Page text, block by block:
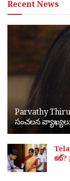
Recent News
Parvathy
సంచలన
కట్?